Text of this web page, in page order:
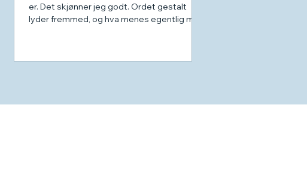
er. Det skjønner jeg godt. Ordet gestalt
lyder fremmed, og hva menes egentlig med